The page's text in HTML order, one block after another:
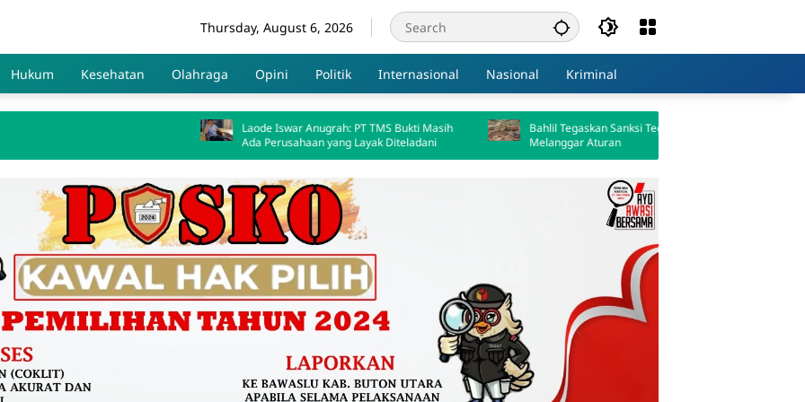
Thursday, August 6, 2026
Hukum Kesehatan Olahraga Opini Politik Internasional Nasional Kriminal
Laode Iswar Anugrah: PT TMS Bukti Masih
Ada Perusahaan yang Layak Diteladani
Bahlil Tegaskan Sanksi Tegas Tambang
Melanggar Aturan